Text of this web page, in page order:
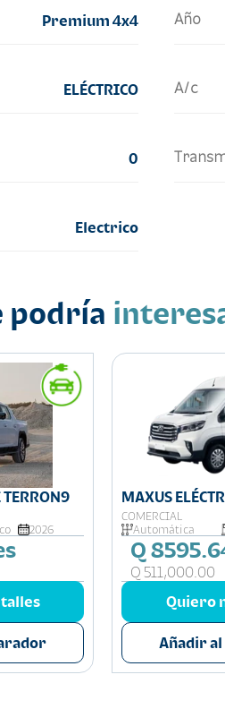
Premium 4x4 Año
ELÉCTRICO A/c
0
Electrico
podría
TERRON9
2026
MAXUS
COMERCIAL
Automática
Q
Q 511,000.00
Quiero
Añadir